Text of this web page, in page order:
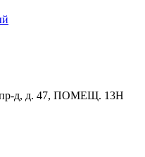
пр-д, д. 47, ПОМЕЩ. 13Н